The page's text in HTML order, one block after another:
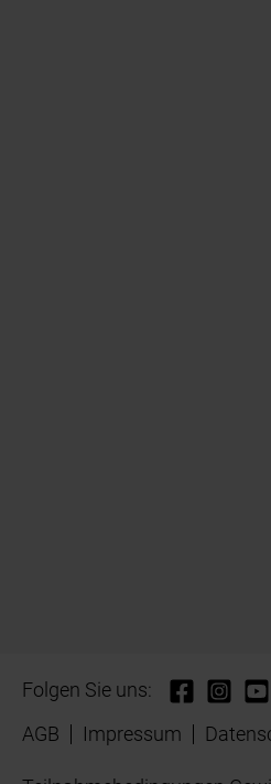
Folgen Sie uns:
AGB
Impressum